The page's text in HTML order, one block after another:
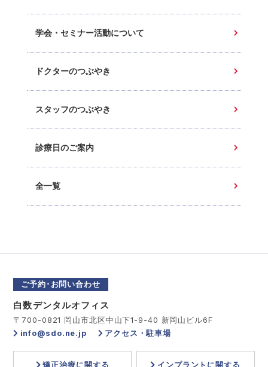
学会・セミナー活動について
ドクターのつぶやき
スタッフのつぶやき
診療日のご案内
全一覧
ご予約･お問い合わせ
白数デンタルオフィス
〒700-0821 岡山市北区中山下1-9-40 新岡山ビル6F
info@sdo.ne.jp
アクセス・駐車場
矯正治療に関する インプラントに関する